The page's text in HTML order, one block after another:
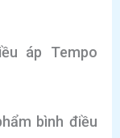
áp Tempo
bình điều